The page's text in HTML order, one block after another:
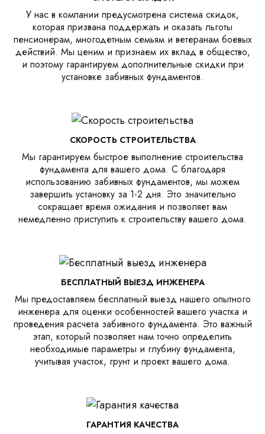
У нас в компании предусмотрена система скидок,
которая призвана поддержать и оказать льготы
пенсионерам, многодетным семьям и ветеранам боевых
действий. Мы ценим и признаем их вклад в общество,
и поэтому гарантируем дополнительные скидки при
установке забивных фундаментов.
СКОРОСТЬ СТРОИТЕЛЬСТВА
Мы гарантируем быстрое выполнение строительства
фундамента для вашего дома. С благодаря
использованию забивных фундаментов, мы можем
завершить установку за 1-2 дня. Это значительно
сокращает время ожидания и позволяет вам
немедленно приступить к строительству вашего дома.
БЕСПЛАТНЫЙ ВЫЕЗД ИНЖЕНЕРА
Мы предоставляем бесплатный выезд нашего опытного
инженера для оценки особенностей вашего участка и
проведения расчета забивного фундамента. Это важный
этап, который позволяет нам точно определить
необходимые параметры и глубину фундамента,
учитывая участок, грунт и проект вашего дома.
ГАРАНТИЯ КАЧЕСТВА